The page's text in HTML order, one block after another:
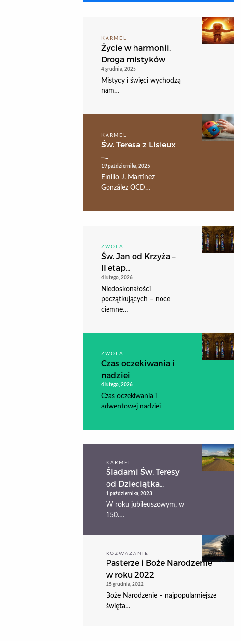
KARMEL
Życie w harmonii.
Droga mistyków
4 grudnia, 2025
Mistycy i święci wychodzą
nam…
KARMEL
Św. Teresa z Lisieux
–...
19 października, 2025
Emilio J. Martínez
González OCD…
ZWOLA
Św. Jan od Krzyża –
II etap...
4 lutego, 2026
Niedoskonałości
początkujących – noce
ciemne…
ZWOLA
Czas oczekiwania i
nadziei
4 lutego, 2026
Czas oczekiwania i
adwentowej nadziei…
KARMEL
Śladami Św. Teresy
od Dzieciątka...
1 października, 2023
W roku jubileuszowym, w
150.…
ROZWAŻANIE
Pasterze i Boże Narodzenie
w roku 2022
25 grudnia, 2022
Boże Narodzenie – najpopularniejsze
święta…